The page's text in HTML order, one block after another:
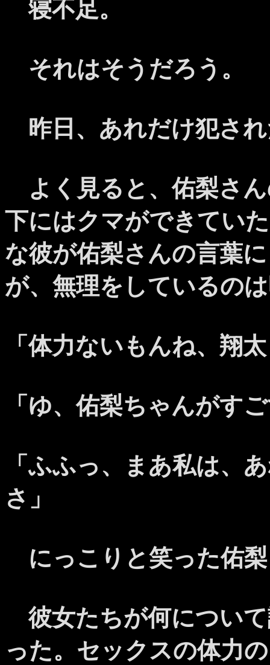
寝不足。
それはそうだろう。
昨日、あれだけ犯さ
よく見ると、佑梨さ
下にはクマができてい
な彼が佑梨さんの言葉
が、無理をしているの
「体力ないもんね、翔
「ゆ、佑梨ちゃんがす
「ふふっ、まあ私は、
さ」
にっこりと笑った佑
彼女たちが何につい
った。セックスの体力